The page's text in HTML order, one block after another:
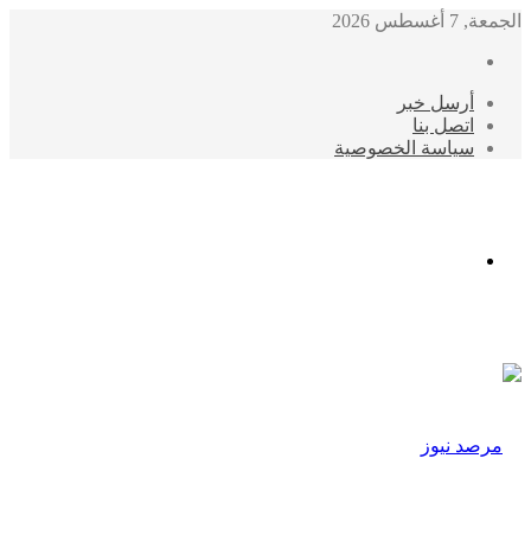
الجمعة, 7 أغسطس 2026
أرسل خبر
اتصل بنا
سياسة الخصوصية